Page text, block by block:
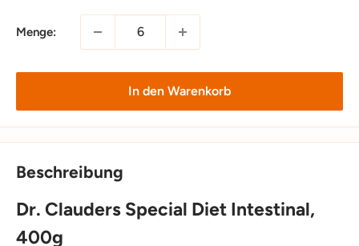
Menge:
In den Warenkorb
Beschreibung
Dr. Clauders Special Diet Intestinal,
400g